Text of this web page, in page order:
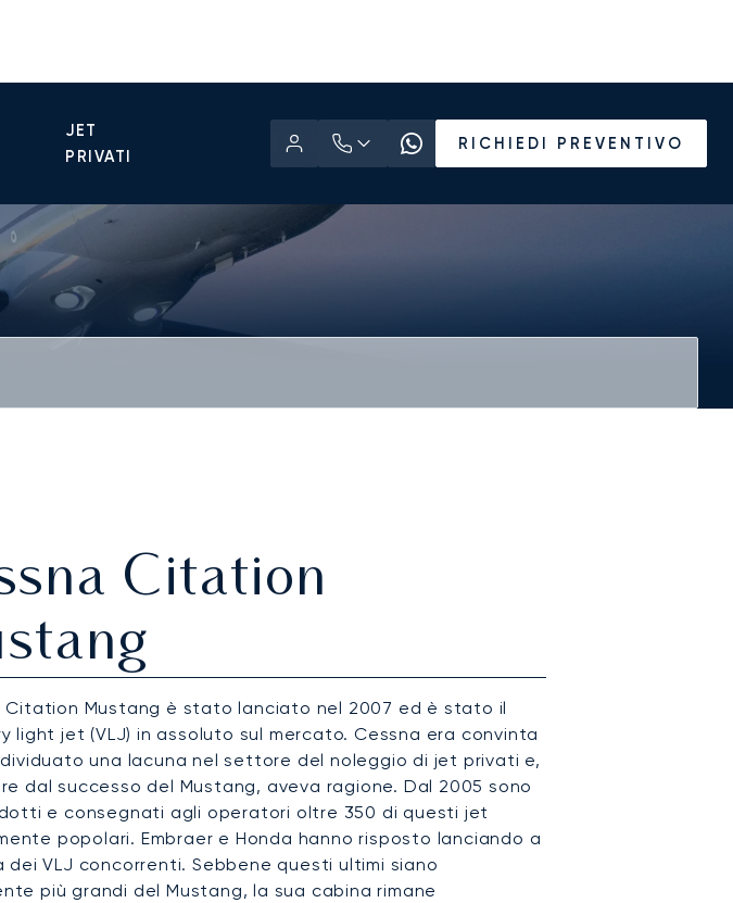
JET
PRIVATI
RICHIEDI PREVENTIVO
Citation
Citation Mustang è stato lanciato nel 2007 ed è stato il
light jet (VLJ) in assoluto sul mercato. Cessna era convinta
una lacuna nel settore del noleggio di jet privati e,
dal successo del Mustang, aveva ragione. Dal 2005 sono
e consegnati agli operatori oltre 350 di questi jet
popolari. Embraer e Honda hanno risposto lanciando a
dei VLJ concorrenti. Sebbene questi ultimi siano
più grandi del Mustang, la sua cabina rimane